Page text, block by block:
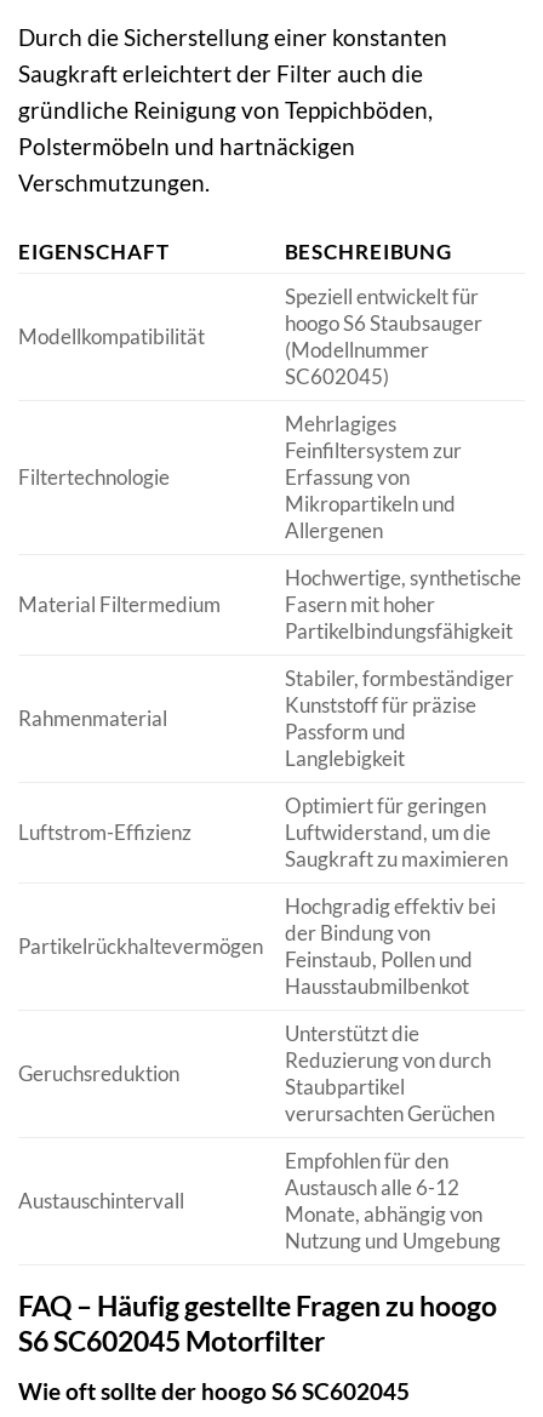
Durch die Sicherstellung einer konstanten
Saugkraft erleichtert der Filter auch die
gründliche Reinigung von Teppichböden,
Polstermöbeln und hartnäckigen
Verschmutzungen.
EIGENSCHAFT BESCHREIBUNG
Modellkompatibilität
Speziell entwickelt für
hoogo S6 Staubsauger
(Modellnummer
SC602045)
Filtertechnologie
Mehrlagiges
Feinfiltersystem zur
Erfassung von
Mikropartikeln und
Allergenen
Material Filtermedium
Hochwertige, synthetische
Fasern mit hoher
Partikelbindungsfähigkeit
Rahmenmaterial
Stabiler, formbeständiger
Kunststoff für präzise
Passform und
Langlebigkeit
Luftstrom-Effizienz
Optimiert für geringen
Luftwiderstand, um die
Saugkraft zu maximieren
Partikelrückhaltevermögen
Hochgradig effektiv bei
der Bindung von
Feinstaub, Pollen und
Hausstaubmilbenkot
Geruchsreduktion
Unterstützt die
Reduzierung von durch
Staubpartikel
verursachten Gerüchen
Austauschintervall
Empfohlen für den
Austausch alle 6-12
Monate, abhängig von
Nutzung und Umgebung
FAQ – Häufig gestellte Fragen zu hoogo
S6 SC602045 Motorfilter
Wie oft sollte der hoogo S6 SC602045